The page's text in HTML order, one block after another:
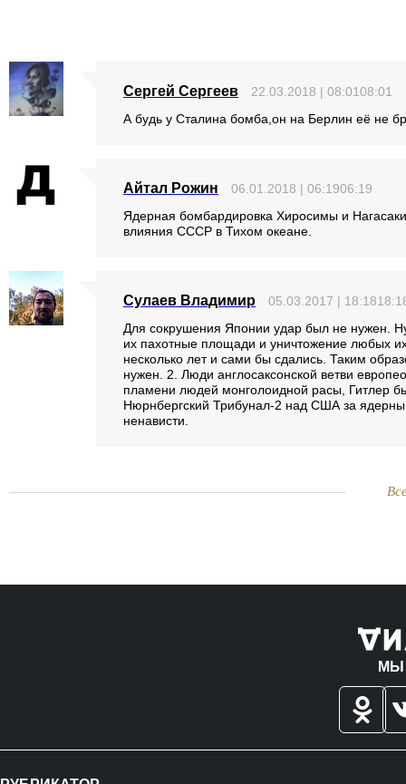
Сергей Сергеев
22.03.2018 | 08:0108:01
А будь у Сталина бомба,он на Берлин её не
Айтал Рожин
06.01.2018 | 06:1906:19
Ядерная бомбардировка Хиросимы и
влияния СССР в Тихом океане.
Сулаев Владимир
05.03.2017 |
Для сокрушения Японии удар был не нужен.
их пахотные площади и уничтожение любых
несколько лет и сами бы сдались. Таким
нужен. 2. Люди англосаксонской ветви
пламени людей монголоидной расы, Гитлер
Нюрнбергский Трибунал-2 над США за
ненависти.
МЫ